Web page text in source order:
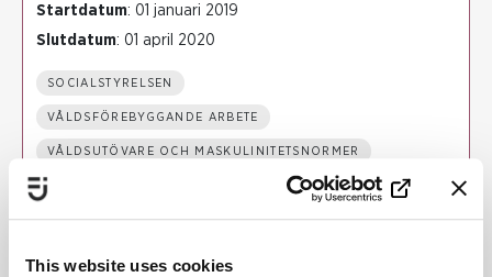
This website uses cookies
Startdatum: 01 januari 2019
Slutdatum: 01 april 2020
SOCIALSTYRELSEN
VÅLDSFÖREBYGGANDE ARBETE
VÅLDSUTÖVARE OCH MASKULINITETSNORMER
HEDERSRELATERAT VÅLD OCH FÖRTRYCK